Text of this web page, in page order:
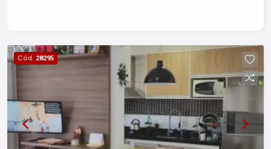
Quadra de Beach Tennis ? Piscina adulto com raia
de 21m ? Piscina Infantil ? Salão de festas ?
Espaço Gourmet ? Praça de convivência ?
Playground ? Mirante ? Espaço Kids ? Coworking
? Espaço Fitness ? Churrasqueiras ? Lavanderia ?
Salao de Jogos * Mini Market (conveniência) ?
Áreas comuns entregues decoradas
Cód. 28295